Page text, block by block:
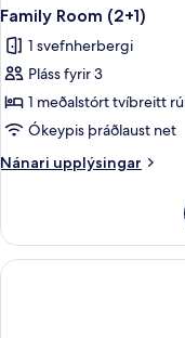
Family Room (2+1)
1 svefnherbergi
Pláss fyrir 3
1 meðalstórt tvíbreitt
Ókeypis þráðlaust net
Nánari upplýsingar
Nánari
Room
(2+1)